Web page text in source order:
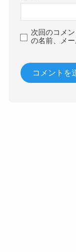
次回のコメ
の名前、メ